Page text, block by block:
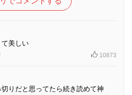
美しい
10873
りだと思ってたら続き読めて神